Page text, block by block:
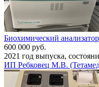
Биохимический
600 000 руб.
2021 год выпуска,
ИП Ребковец М.В.